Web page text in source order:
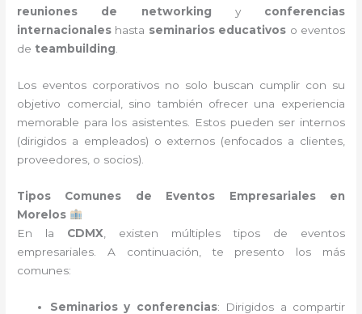
reuniones de networking y conferencias
internacionales hasta seminarios educativos o eventos
de teambuilding
Los eventos corporativos no solo buscan cumplir con su
objetivo comercial, sino también ofrecer una experiencia
memorable para los asistentes. Estos pueden ser internos
(dirigidos a empleados) o externos (enfocados a clientes,
proveedores, o socios).
Tipos Comunes de Eventos Empresariales en
Morelos
En la CDMX , existen múltiples tipos de eventos
empresariales. A continuación, te presento los más
comunes:
Seminarios y conferencias: Dirigidos a compartir